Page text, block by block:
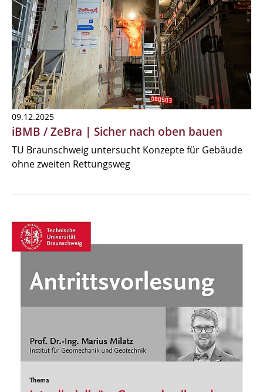
09.12.2025
iBMB / ZeBra | Sicher nach oben bauen
TU Braunschweig untersucht Konzepte für Gebäude
ohne zweiten Rettungsweg